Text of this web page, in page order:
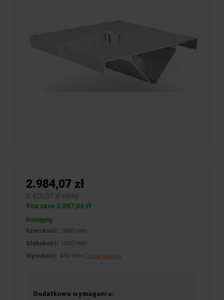
2.984,07 zł
2.426,07 zł netto
You save 2.867,04 zł
Dostępny
Szerokość: 1600 mm
Głębokość: 1800 mm
Wysokość: 450 mm Czytaj więcej
Dodatkowe wymagania: